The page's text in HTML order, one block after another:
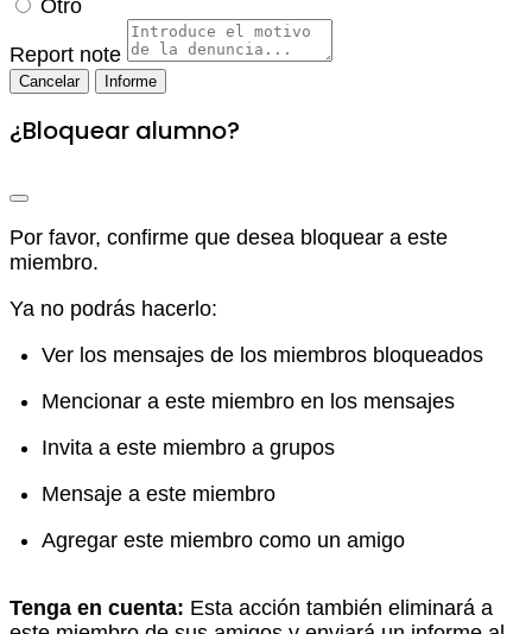
Otro
Report note
Informe
¿Bloquear alumno?
Por favor, confirme que desea bloquear a este
miembro.
Ya no podrás hacerlo:
Ver los mensajes de los miembros bloqueados
Mencionar a este miembro en los mensajes
Invita a este miembro a grupos
Mensaje a este miembro
Agregar este miembro como un amigo
Tenga en cuenta: Esta acción también eliminará a